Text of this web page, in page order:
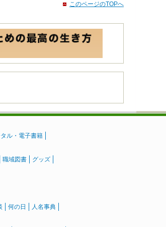
このページのTOPへ
ル・電子書籍
職域図書 グッズ
何の日 人名事典